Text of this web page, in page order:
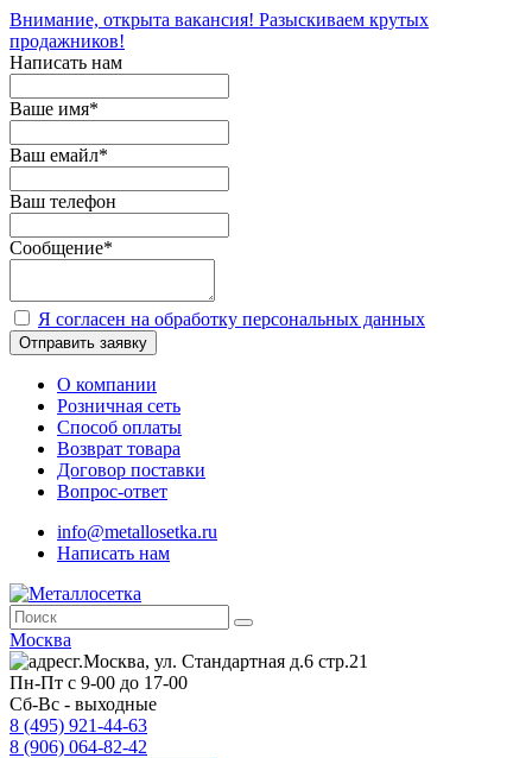
Внимание, открыта вакансия! Разыскиваем крутых
продажников!
Написать нам
Ваше имя*
Ваш емайл*
Ваш телефон
Сообщение*
Я согласен на обработку персональных данных
Отправить заявку
О компании
Розничная сеть
Способ оплаты
Возврат товара
Договор поставки
Вопрос-ответ
info@metallosetka.ru
Написать нам
Москва
г.Москва, ул. Стандартная д.6 стр.21
Пн-Пт с 9-00 до 17-00
Сб-Вс - выходные
8 (495) 921-44-63
8 (906) 064-82-42